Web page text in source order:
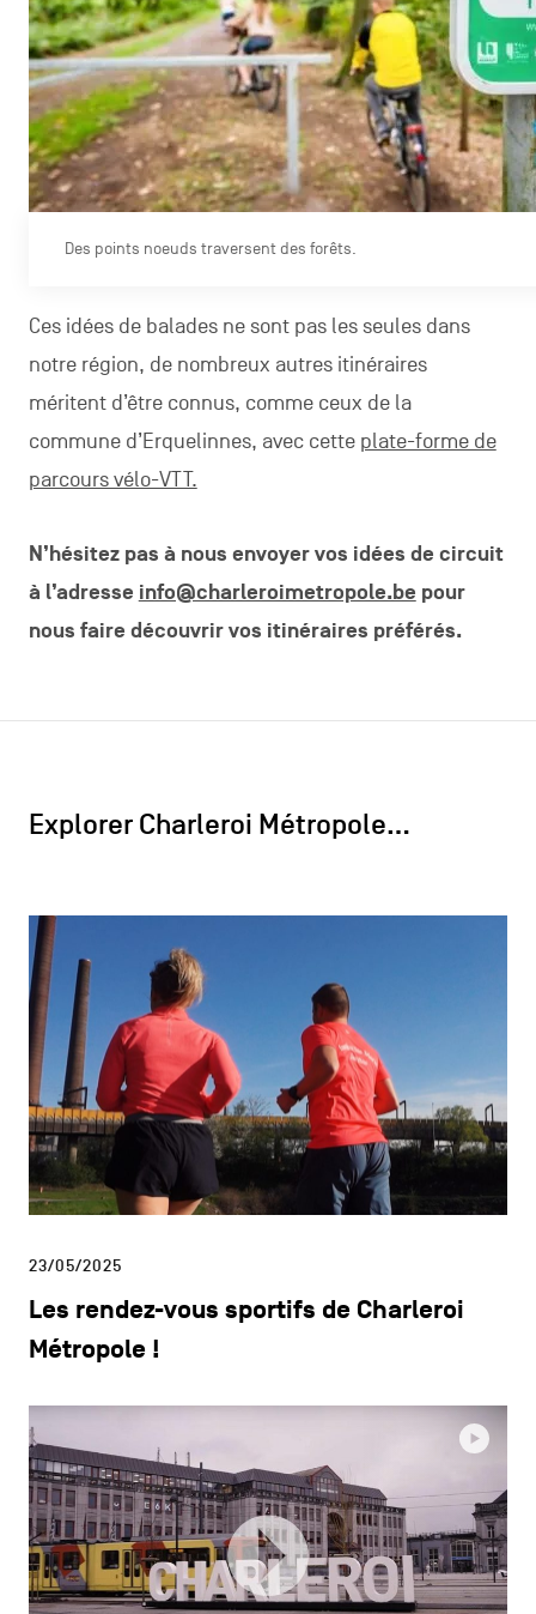
Des points noeuds traversent des forêts.
Ces idées de balades ne sont pas les seules dans
notre région, de nombreux autres itinéraires
méritent d’être connus, comme ceux de la
commune d’Erquelinnes, avec cette plate-forme de
parcours vélo-VTT.
N’hésitez pas à nous envoyer vos idées de circuit
à l’adresse info@charleroimetropole.be pour
nous faire découvrir vos itinéraires préférés.
Explorer Charleroi Métropole…
23/05/2025
Les rendez-vous sportifs de Charleroi
Métropole !